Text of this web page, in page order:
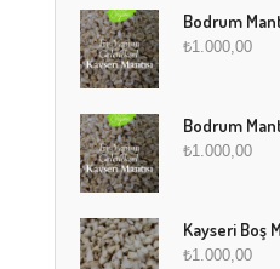
₺1.000,00
₺1.000,00
₺1.000,00